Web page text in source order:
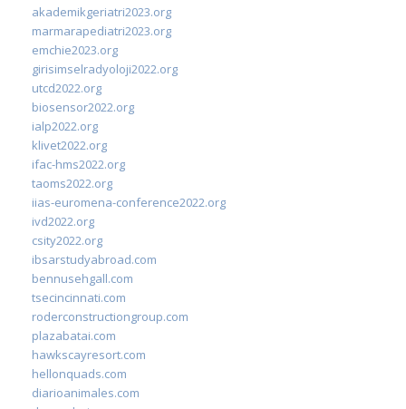
akademikgeriatri2023.org
marmarapediatri2023.org
emchie2023.org
girisimselradyoloji2022.org
utcd2022.org
biosensor2022.org
ialp2022.org
klivet2022.org
ifac-hms2022.org
taoms2022.org
iias-euromena-conference2022.org
ivd2022.org
csity2022.org
ibsarstudyabroad.com
bennusehgall.com
tsecincinnati.com
roderconstructiongroup.com
plazabatai.com
hawkscayresort.com
hellonquads.com
diarioanimales.com